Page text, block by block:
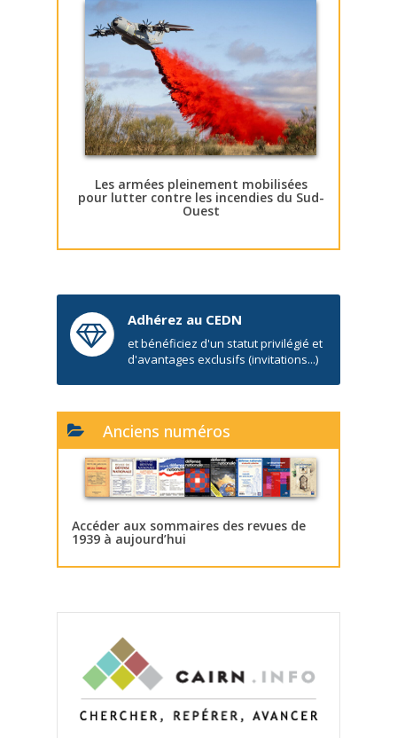
Les armées pleinement mobilisées
pour lutter contre les incendies du Sud-
Ouest
Adhérez au CEDN
et bénéficiez d'un statut privilégié et
d'avantages exclusifs (invitations...)
Anciens numéros
Accéder aux sommaires des revues de
1939 à aujourd’hui